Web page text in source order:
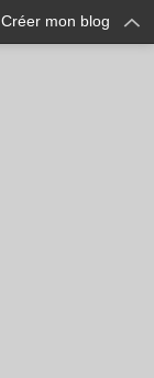
Créer mon blog